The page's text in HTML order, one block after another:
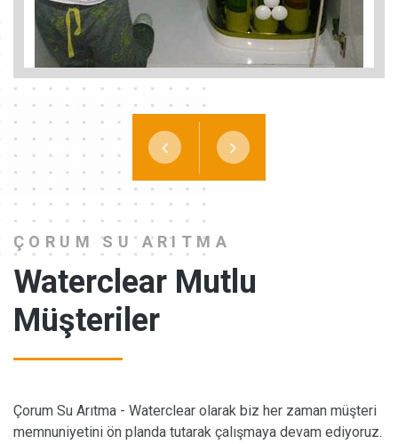
ÇORUM SU ARITMA
Waterclear Mutlu
Müşteriler
Çorum Su Arıtma - Waterclear olarak biz her zaman müşteri
memnuniyetini ön planda tutarak çalışmaya devam ediyoruz.